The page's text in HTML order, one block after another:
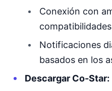
Conexión con
Notificaciones
basados en los
Descargar Co-Star: